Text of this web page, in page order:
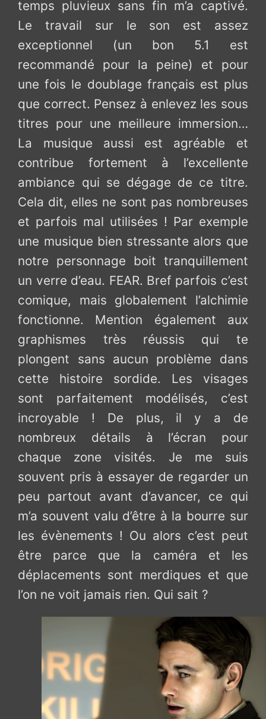
temps pluvieux sans fin m’a captivé.
Le travail sur le son est assez
exceptionnel (un bon 5.1 est
recommandé pour la peine) et pour
une fois le doublage français est plus
que correct. Pensez à enlevez les sous
titres pour une meilleure immersion…
La musique aussi est agréable et
contribue fortement à l’excellente
ambiance qui se dégage de ce titre.
Cela dit, elles ne sont pas nombreuses
et parfois mal utilisées ! Par exemple
une musique bien stressante alors que
notre personnage boit tranquillement
un verre d’eau. FEAR. Bref parfois c’est
comique, mais globalement l’alchimie
fonctionne. Mention également aux
graphismes très réussis qui te
plongent sans aucun problème dans
cette histoire sordide. Les visages
sont parfaitement modélisés, c’est
incroyable ! De plus, il y a de
nombreux détails à l’écran pour
chaque zone visités. Je me suis
souvent pris à essayer de regarder un
peu partout avant d’avancer, ce qui
m’a souvent valu d’être à la bourre sur
les évènements ! Ou alors c’est peut
être parce que la caméra et les
déplacements sont merdiques et que
l’on ne voit jamais rien. Qui sait ?